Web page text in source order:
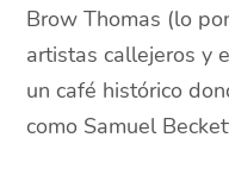
Brow Thomas (lo
artistas callejeros y
un café histórico
como Samuel